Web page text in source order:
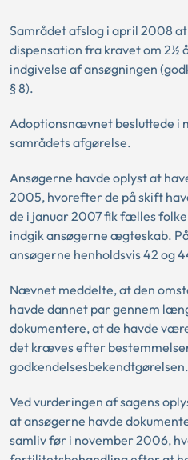
Samrådet afslog i april 2008
dispensation fra kravet om 2½
indgivelse af ansøgningen
§ 8).
Adoptionsnævnet besluttede i
samrådets afgørelse.
Ansøgerne havde oplyst at
2005, hvorefter de på skift
de i januar 2007 fik fælles
indgik ansøgerne ægteskab.
ansøgerne henholdsvis 42 og
Nævnet meddelte, at den
havde dannet par gennem
dokumentere, at de havde
det kræves efter
godkendelsesbekendtgørelsen.
Ved vurderingen af sagens
at ansøgerne havde
samliv før i november 2006,